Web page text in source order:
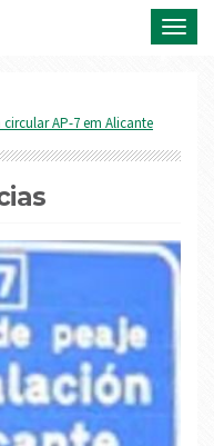
AP-7 em Alicante